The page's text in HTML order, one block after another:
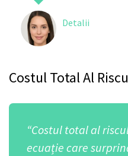
Detalii
Costul Total Al
“Costul total al
ecuație care